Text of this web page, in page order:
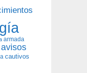
armada
avisos
cautivos